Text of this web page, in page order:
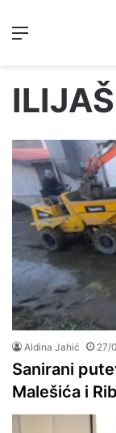
ILIJAŠ
Aldina Jahić 27/
Sanirani
Malešića i